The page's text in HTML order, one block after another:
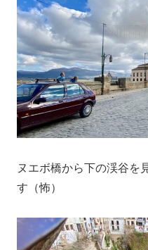
ヌエボ橋から下の渓谷を
す（怖）